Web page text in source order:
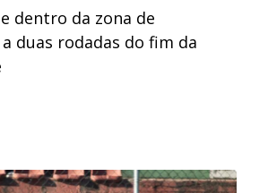
dentro da zona de
duas rodadas do fim da